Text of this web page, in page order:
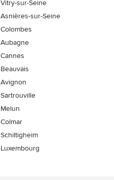
Vitry-sur-Seine
Asnières-sur-Seine
Colombes
Aubagne
Cannes
Beauvais
Avignon
Sartrouville
Melun
Colmar
Schiltigheim
Luxembourg